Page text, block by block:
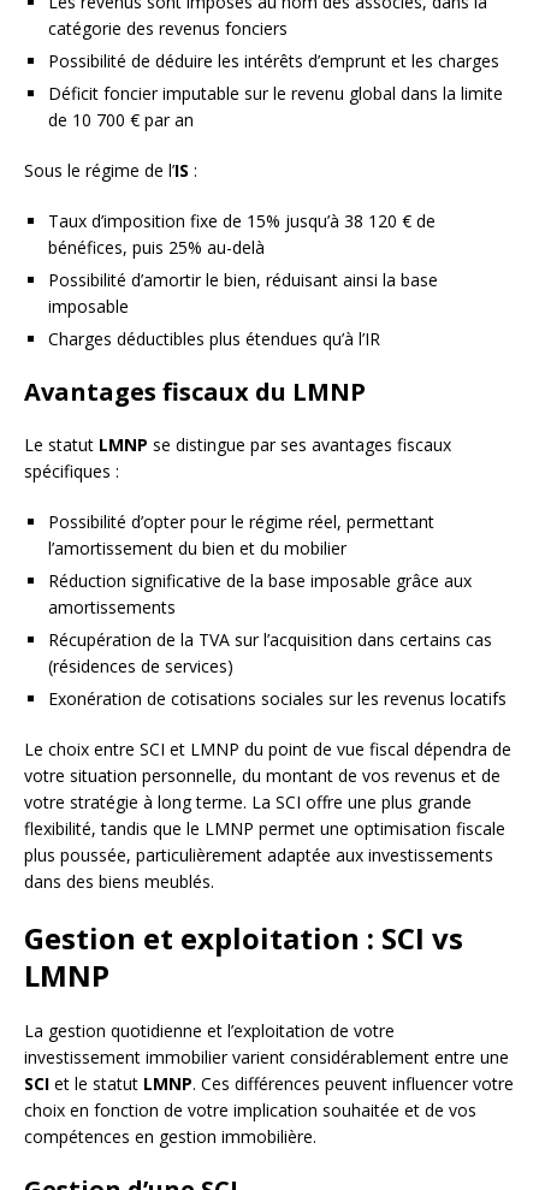
catégorie des revenus fonciers
Possibilité de déduire les intérêts d’emprunt et les charges
Déficit foncier imputable sur le revenu global dans la limite
de 10 700 € par an
Sous le régime de l’IS :
Taux d’imposition fixe de 15% jusqu’à 38 120 € de
bénéfices, puis 25% au-delà
Possibilité d’amortir le bien, réduisant ainsi la base
imposable
Charges déductibles plus étendues qu’à l’IR
Avantages fiscaux du LMNP
Le statut LMNP se distingue par ses avantages fiscaux
spécifiques :
Possibilité d’opter pour le régime réel, permettant
l’amortissement du bien et du mobilier
Réduction significative de la base imposable grâce aux
amortissements
Récupération de la TVA sur l’acquisition dans certains cas
(résidences de services)
Exonération de cotisations sociales sur les revenus locatifs
Le choix entre SCI et LMNP du point de vue fiscal dépendra de
votre situation personnelle, du montant de vos revenus et de
votre stratégie à long terme. La SCI offre une plus grande
flexibilité, tandis que le LMNP permet une optimisation fiscale
plus poussée, particulièrement adaptée aux investissements
dans des biens meublés.
Gestion et exploitation : SCI vs
LMNP
La gestion quotidienne et l’exploitation de votre
investissement immobilier varient considérablement entre une
SCI et le statut LMNP. Ces différences peuvent influencer votre
choix en fonction de votre implication souhaitée et de vos
compétences en gestion immobilière.